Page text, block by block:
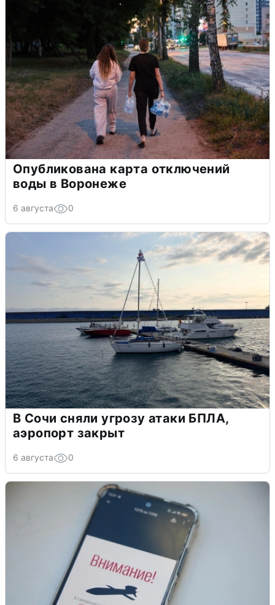
Опубликована карта отключений
воды в Воронеже
6 августа 0
В Сочи сняли угрозу атаки БПЛА,
аэропорт закрыт
6 августа 0